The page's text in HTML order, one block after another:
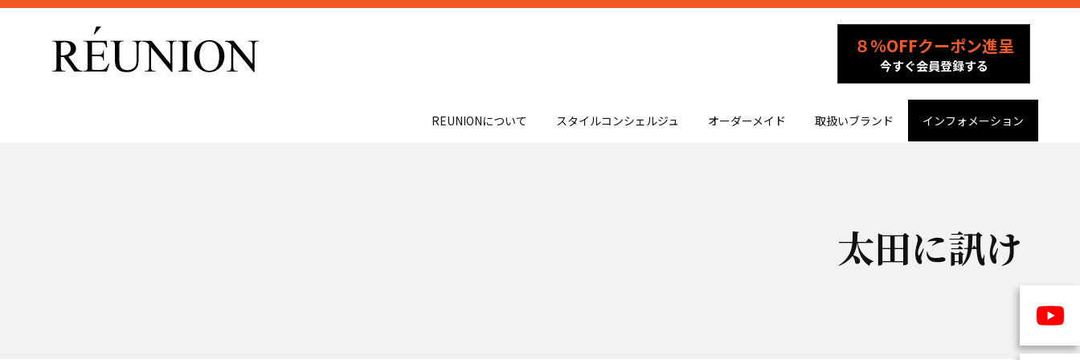
８％OFFクーポン進呈
今すぐ会員登録する
REUNIONについて スタイルコンシェルジュ オーダーメイド 取扱いブランド インフォメーション
太田に訊け